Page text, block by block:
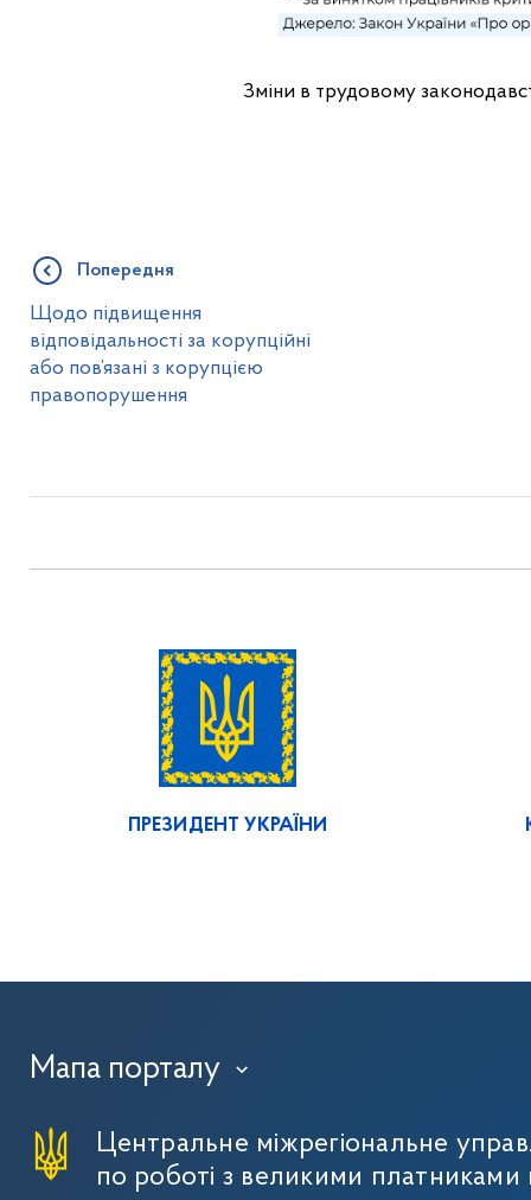
Зміни в трудовому
Попередня
Щодо підвищення
відповідальності за корупційні
або пов’язані з корупцією
правопорушення
ПРЕЗИДЕНТ УКРАЇНИ
Мапа порталу ›
Центральне міжрегіональне
по роботі з великими платниками